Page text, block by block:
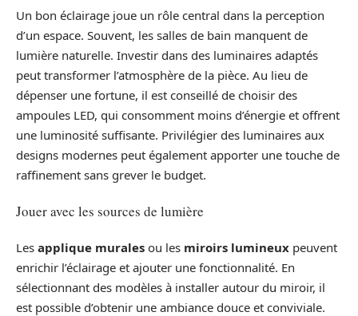
Un bon éclairage joue un rôle central dans la perception
d’un espace. Souvent, les salles de bain manquent de
lumière naturelle. Investir dans des luminaires adaptés
peut transformer l’atmosphère de la pièce. Au lieu de
dépenser une fortune, il est conseillé de choisir des
ampoules LED, qui consomment moins d’énergie et offrent
une luminosité suffisante. Privilégier des luminaires aux
designs modernes peut également apporter une touche de
raffinement sans grever le budget.
Jouer avec les sources de lumière
Les applique murales ou les miroirs lumineux peuvent
enrichir l’éclairage et ajouter une fonctionnalité. En
sélectionnant des modèles à installer autour du miroir, il
est possible d’obtenir une ambiance douce et conviviale.